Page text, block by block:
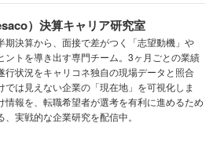
）決算キャリア研究室
期決算から、面接で差がつく「志望動機」や
ントを導き出す専門チーム。3ヶ月ごとの業績
行状況をキャリコネ独自の現場データと照合
では見えない企業の「現在地」を可視化しま
情報を、転職希望者が選考を有利に進めるため
実戦的な企業研究を配信中。